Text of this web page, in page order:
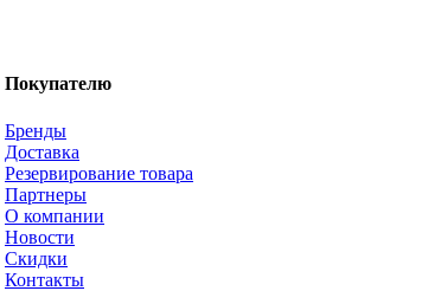
Покупателю
Бренды
Доставка
Резервирование товара
Партнеры
О компании
Новости
Скидки
Контакты